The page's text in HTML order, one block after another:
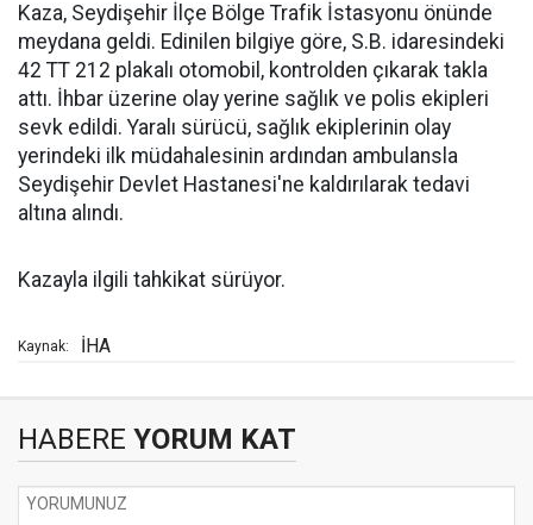
Kaza, Seydişehir İlçe Bölge Trafik İstasyonu önünde
meydana geldi. Edinilen bilgiye göre, S.B. idaresindeki
42 TT 212 plakalı otomobil, kontrolden çıkarak takla
attı. İhbar üzerine olay yerine sağlık ve polis ekipleri
sevk edildi. Yaralı sürücü, sağlık ekiplerinin olay
yerindeki ilk müdahalesinin ardından ambulansla
Seydişehir Devlet Hastanesi'ne kaldırılarak tedavi
altına alındı.
Kazayla ilgili tahkikat sürüyor.
Kaynak: İHA
HABERE YORUM KAT